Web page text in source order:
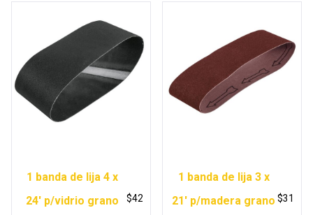
1 banda de lija 4 x
24′ p/vidrio grano
$42
1 banda de lija 3 x
21′ p/madera grano $31